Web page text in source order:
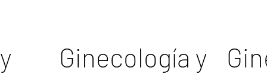
Ginecología y